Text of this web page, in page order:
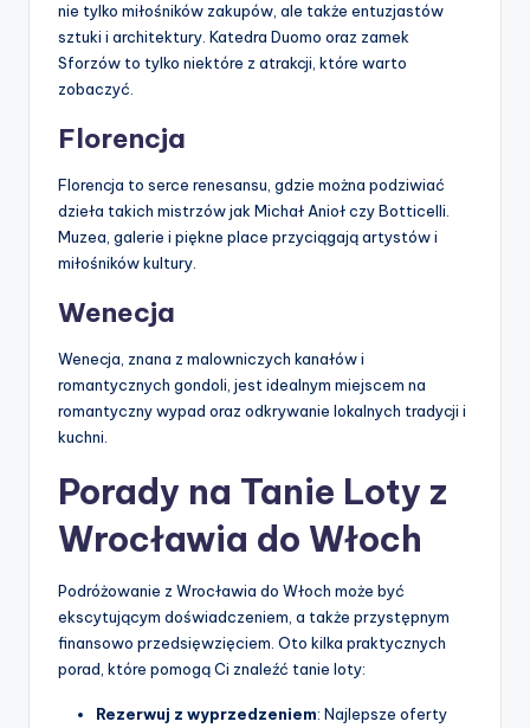
nie tylko miłośników zakupów, ale także entuzjastów
sztuki i architektury. Katedra Duomo oraz zamek
Sforzów to tylko niektóre z atrakcji, które warto
zobaczyć.
Florencja
Florencja to serce renesansu, gdzie można podziwiać
dzieła takich mistrzów jak Michał Anioł czy Botticelli.
Muzea, galerie i piękne place przyciągają artystów i
miłośników kultury.
Wenecja
Wenecja, znana z malowniczych kanałów i
romantycznych gondoli, jest idealnym miejscem na
romantyczny wypad oraz odkrywanie lokalnych tradycji i
kuchni.
Porady na Tanie Loty z
Wrocławia do Włoch
Podróżowanie z Wrocławia do Włoch może być
ekscytującym doświadczeniem, a także przystępnym
finansowo przedsięwzięciem. Oto kilka praktycznych
porad, które pomogą Ci znaleźć tanie loty:
Rezerwuj z wyprzedzeniem: Najlepsze oferty